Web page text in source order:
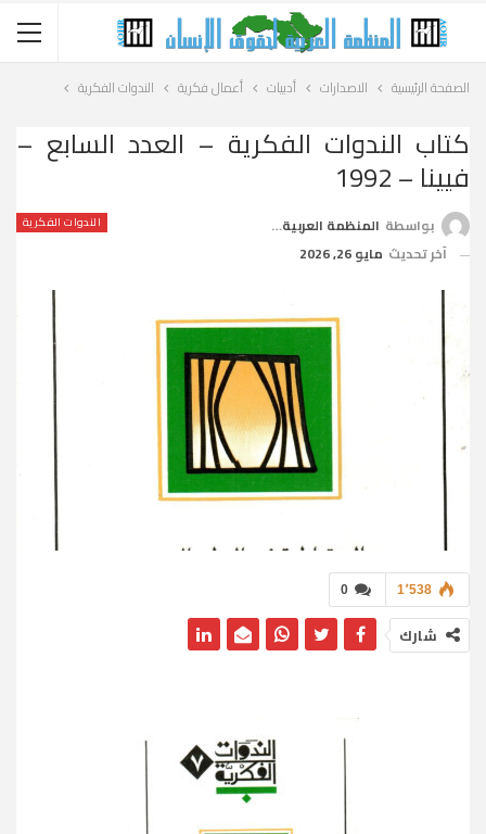
الصفحة الرئيسية الاصدارات أدبيات أعمال فكرية الندوات الفكرية
كتاب الندوات الفكرية – العدد السابع –
فيينا – 1992
الندوات الفكرية بواسطة المنظمة العربية لحقوق الإنسان
آخر تحديث مايو 26, 2026
0 1٬538
شارك